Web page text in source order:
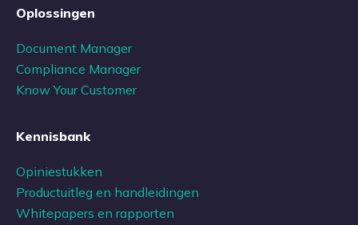
Oplossingen
Document Manager
Compliance Manager
Know Your Customer
Kennisbank
Opiniestukken
Productuitleg en handleidingen
Whitepapers en rapporten